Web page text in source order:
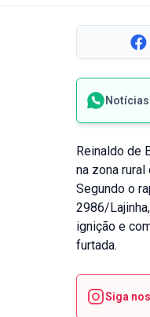
Reinaldo de
na zona rural
Segundo o
2986/
ignição e
furtada.
Siga